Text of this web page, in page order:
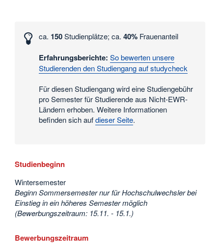
und
ca. 150Studienplätze; ca. 40% Frauenanteil
Erfahrungsberichte: So bewerten unsere
Studierenden den Studiengang auf studycheck
Für diesen Studiengang wird eine Studiengebühr
pro Semester für Studierende aus Nicht-EWR-
Ländern erhoben. Weitere Informationen
befinden sich aufdieser Seite.
Studienbeginn
Wintersemester
Beginn Sommersemester nur für Hochschulwechsler bei
Einstieg in ein höheres Semester möglich
(Bewerbungszeitraum: 15.11. - 15.1.)
Bewerbungszeitraum